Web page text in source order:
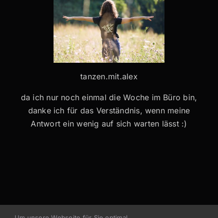
tanzen.mit.alex
da ich nur noch einmal die Woche im Büro bin,
danke ich für das Verständnis, wenn meine
Antwort ein wenig auf sich warten lässt :)